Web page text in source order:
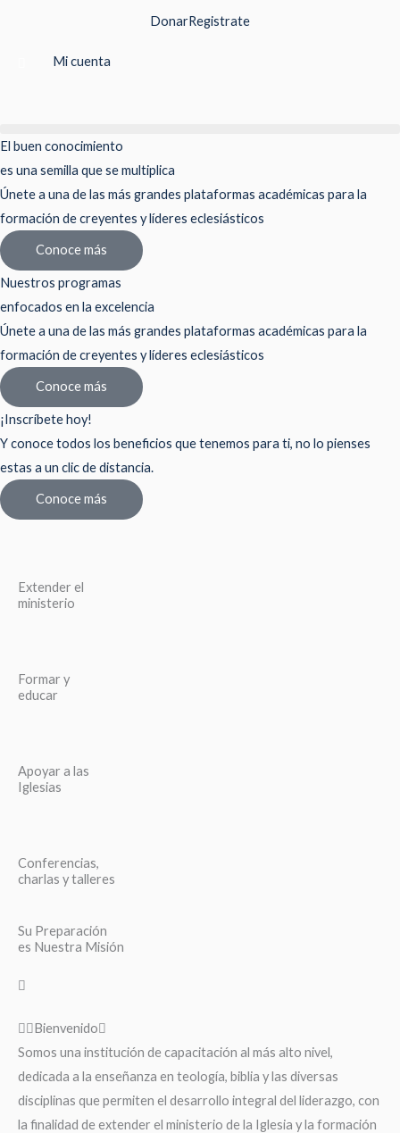
contenido
DonarRegistrate
Mi cuenta
El buen conocimiento
es una semilla que se multiplica
Únete a una de las más grandes plataformas académicas para la
formación de creyentes y líderes eclesiásticos
Conoce más
Nuestros programas
enfocados en la excelencia
Únete a una de las más grandes plataformas académicas para la
formación de creyentes y líderes eclesiásticos
Conoce más
¡Inscríbete hoy!
Y conoce todos los beneficios que tenemos para ti, no lo pienses
estas a un clic de distancia.
Conoce más
Extender el
ministerio
Formar y
educar
Apoyar a las
Iglesias
Conferencias,
charlas y talleres
Su Preparación
es Nuestra Misión
Bienvenido
Somos una institución de capacitación al más alto nivel,
dedicada a la enseñanza en teología, biblia y las diversas
disciplinas que permiten el desarrollo integral del liderazgo, con
la finalidad de extender el ministerio de la Iglesia y la formación